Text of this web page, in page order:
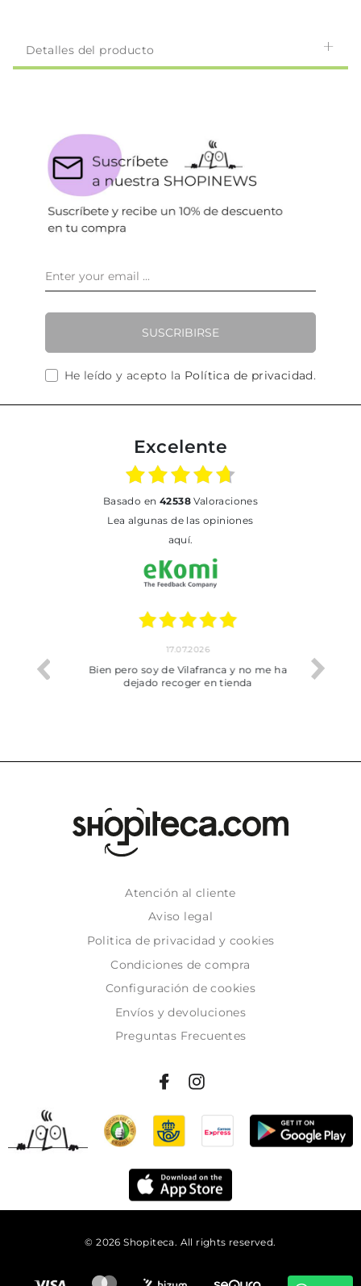
Detalles del producto
SUSCRIBIRSE
He leído y acepto la Política de privacidad.
Excelente
basado en 42538Valoraciones
Lea algunas de las opiniones
aquí.
trobat
17.07.2026
Bien pero soy de Vilafranca y no me ha
dejado recoger en tienda
Atención al cliente
Aviso legal
Politica de privacidad y cookies
Condiciones de compra
Configuración de cookies
Envíos y devoluciones
Preguntas Frecuentes
© 2026 Shopiteca. All rights reserved.